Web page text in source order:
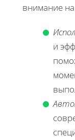
внимание
и